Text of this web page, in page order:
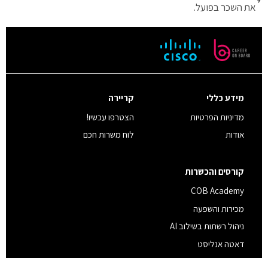
את השכר בפועל.
מידע כללי
מדיניות הפרטיות
אודות
קריירה
הצטרפו עכשיו!
לוח משרות חכם
קורסים והכשרות
COB Academy
מכירות והשפעה
ניהול רשתות בשילוב AI
דאטה אנליסט